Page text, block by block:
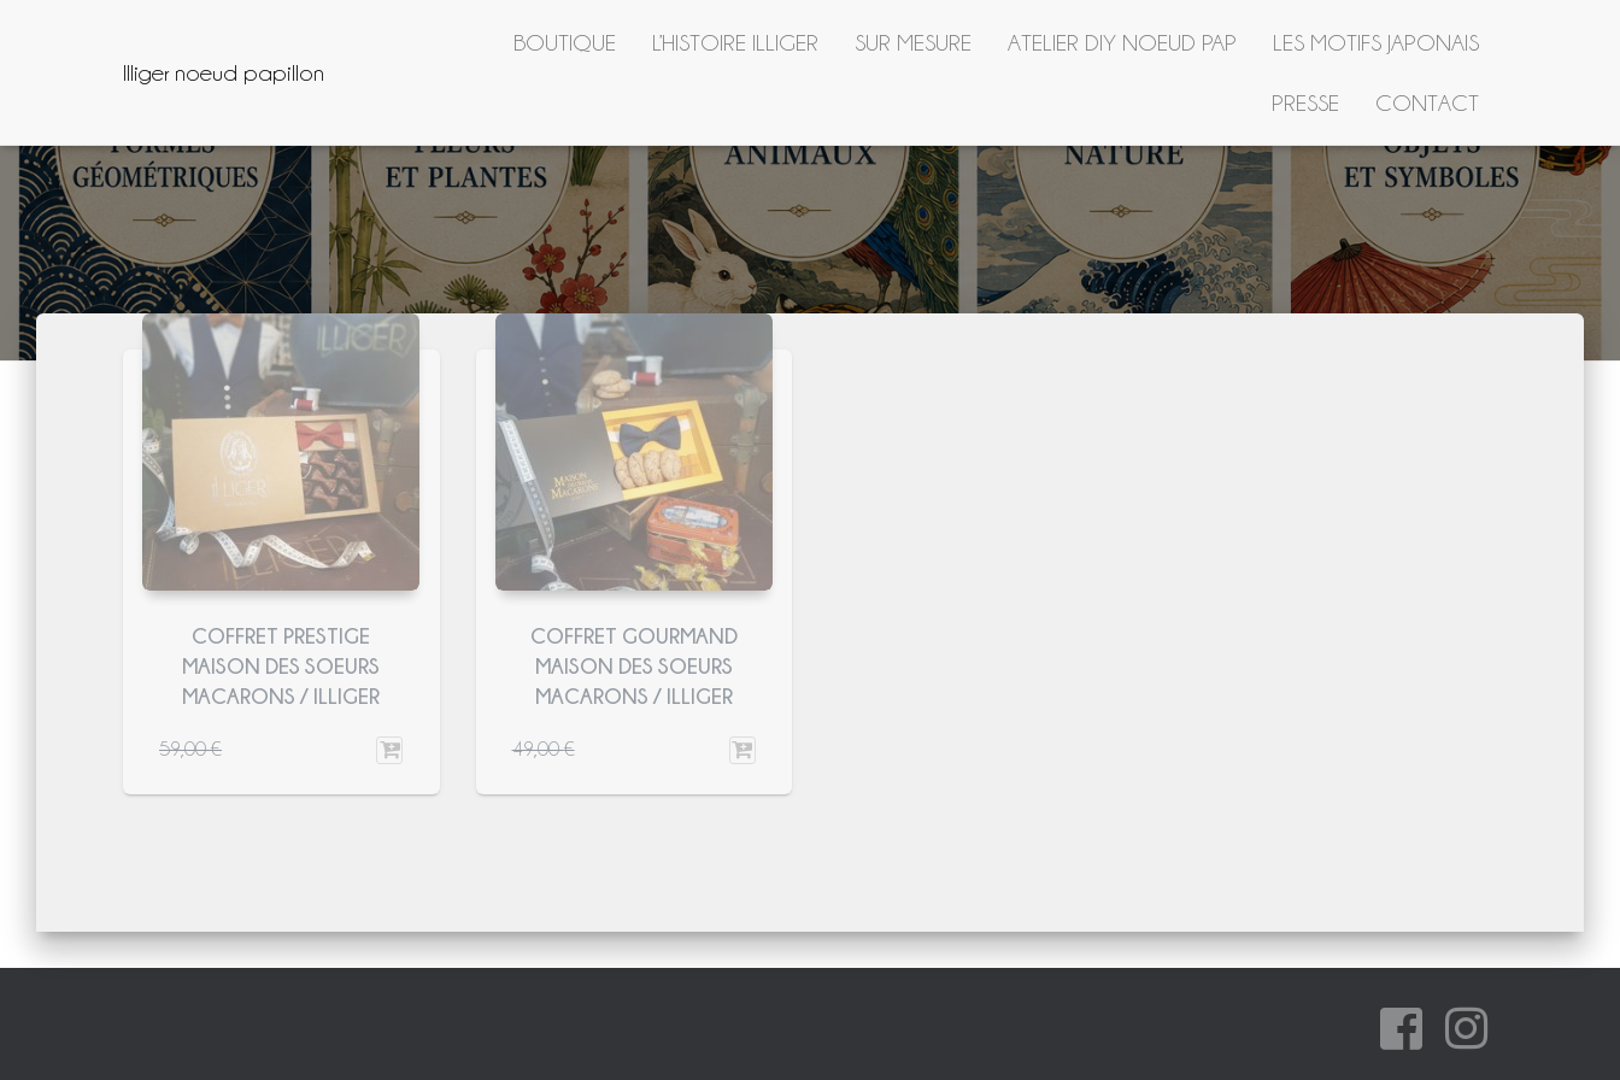
Illiger noeud papillon
BOUTIQUE L’HISTOIRE ILLIGER SUR MESURE ATELIER DIY NOEUD PAP LES MOTIFS JAPONAIS
PRESSE CONTACT
COFFRET PRESTIGE
MAISON DES SOEURS
MACARONS / ILLIGER
59,00€
COFFRET GOURMAND
MAISON DES SOEURS
MACARONS / ILLIGER
49,00€